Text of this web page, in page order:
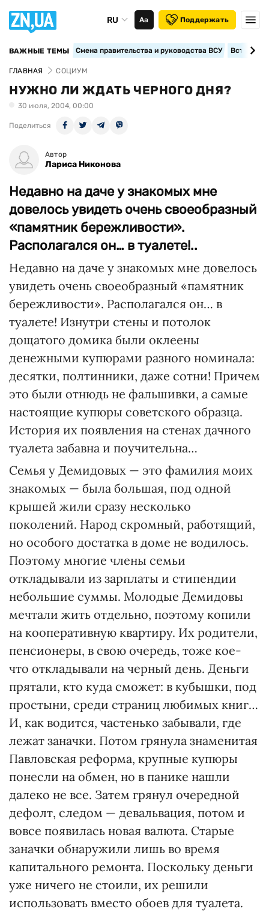
RU Аа Поддержать
ВАЖНЫЕ ТЕМЫ Смена правительства и руководства ВСУ
ГЛАВНАЯ СОЦИУМ
НУЖНО ЛИ ЖДАТЬ ЧЕРНОГО ДНЯ?
30 июля, 2004, 00:00
Поделиться
Автор
Лариса Никонова
Недавно на даче у знакомых мне
довелось увидеть очень своеобразный
«памятник бережливости».
Располагался он… в туалете!..
Недавно на даче у знакомых мне довелось
увидеть очень своеобразный «памятник
бережливости». Располагался он… в
туалете! Изнутри стены и потолок
дощатого домика были оклеены
денежными купюрами разного номинала:
десятки, полтинники, даже сотни! Причем
это были отнюдь не фальшивки, а самые
настоящие купюры советского образца.
История их появления на стенах дачного
туалета забавна и поучительна…
Семья у Демидовых — это фамилия моих
знакомых — была большая, под одной
крышей жили сразу несколько
поколений. Народ скромный, работящий,
но особого достатка в доме не водилось.
Поэтому многие члены семьи
откладывали из зарплаты и стипендии
небольшие суммы. Молодые Демидовы
мечтали жить отдельно, поэтому копили
на кооперативную квартиру. Их родители,
пенсионеры, в свою очередь, тоже кое-
что откладывали на черный день. Деньги
прятали, кто куда сможет: в кубышки, под
простыни, среди страниц любимых книг…
И, как водится, частенько забывали, где
лежат заначки. Потом грянула знаменитая
Павловская реформа, крупные купюры
понесли на обмен, но в панике нашли
далеко не все. Затем грянул очередной
дефолт, следом — девальвация, потом и
вовсе появилась новая валюта. Старые
заначки обнаружили лишь во время
капитального ремонта. Поскольку деньги
уже ничего не стоили, их решили
использовать вместо обоев для туалета.